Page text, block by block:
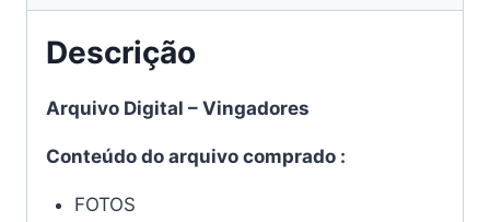
Descrição
Arquivo Digital – Vingadores
Conteúdo do arquivo comprado :
FOTOS